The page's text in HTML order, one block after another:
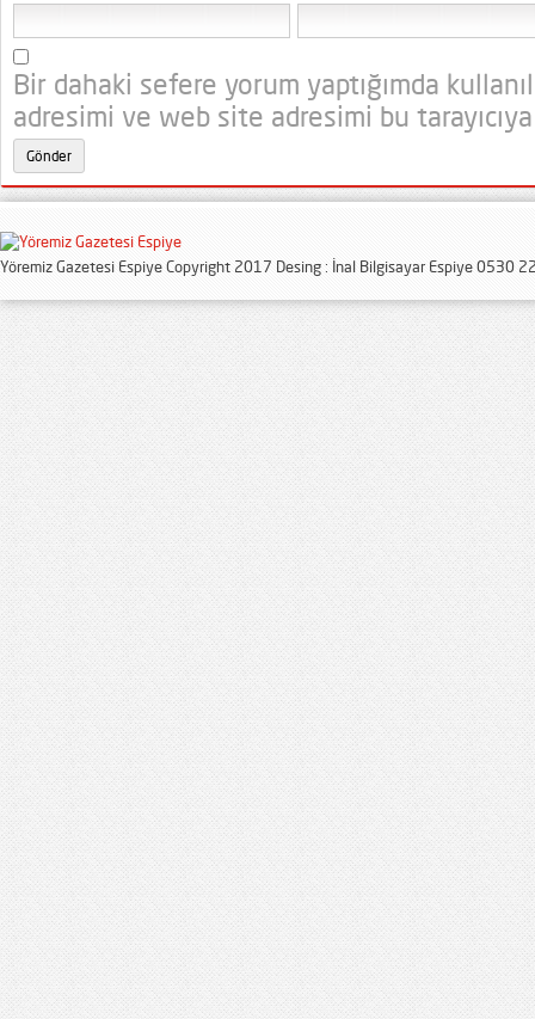
Bir dahaki sefere yorum yaptığımda
adresimi ve web site adresimi bu
Yöremiz Gazetesi Espiye Copyright 2017 Desing : İnal Bilgisayar Espiye 0530